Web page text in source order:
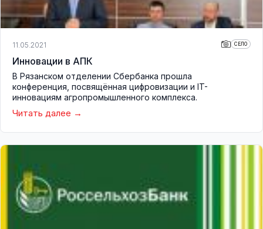
11.05.2021 СЕЛО
Инновации в АПК
В Рязанском отделении Сбербанка прошла
конференция, посвящённая цифровизации и IT-
инновациям агропромышленного комплекса.
Читать далее